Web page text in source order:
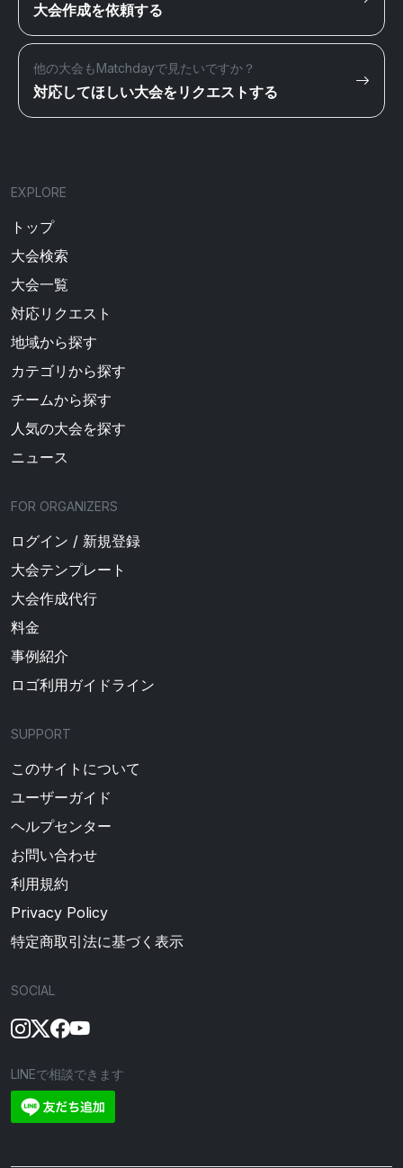
大会作成を依頼する
他の大会もMatchdayで見たいですか？
対応してほしい大会をリクエストする
EXPLORE
トップ
大会検索
大会一覧
対応リクエスト
地域から探す
カテゴリから探す
チームから探す
人気の大会を探す
ニュース
FOR ORGANIZERS
ログイン / 新規登録
大会テンプレート
大会作成代行
料金
事例紹介
ロゴ利用ガイドライン
SUPPORT
このサイトについて
ユーザーガイド
ヘルプセンター
お問い合わせ
利用規約
Privacy Policy
特定商取引法に基づく表示
SOCIAL
LINEで相談できます